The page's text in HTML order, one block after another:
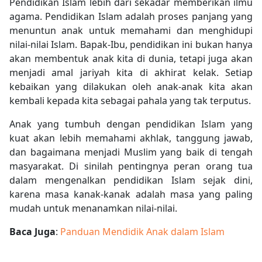
agama. Pendidikan Islam adalah proses panjang yang
menuntun anak untuk memahami dan menghidupi
nilai-nilai Islam. Bapak-Ibu, pendidikan ini bukan hanya
akan membentuk anak kita di dunia, tetapi juga akan
menjadi amal jariyah kita di akhirat kelak. Setiap
kebaikan yang dilakukan oleh anak-anak kita akan
kembali kepada kita sebagai pahala yang tak terputus.
Anak yang tumbuh dengan pendidikan Islam yang
kuat akan lebih memahami akhlak, tanggung jawab,
dan bagaimana menjadi Muslim yang baik di tengah
masyarakat. Di sinilah pentingnya peran orang tua
dalam mengenalkan pendidikan Islam sejak dini,
karena masa kanak-kanak adalah masa yang paling
mudah untuk menanamkan nilai-nilai.
Baca Juga: Panduan Mendidik Anak dalam Islam